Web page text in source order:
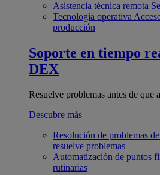
Asistencia técnica remota
Tecnología operativa
producción
Soporte en tiempo
DEX
Resuelve problemas antes de que
Descubre más
Resolución de problemas
resuelve problemas
Automatización de puntos
rutinarias